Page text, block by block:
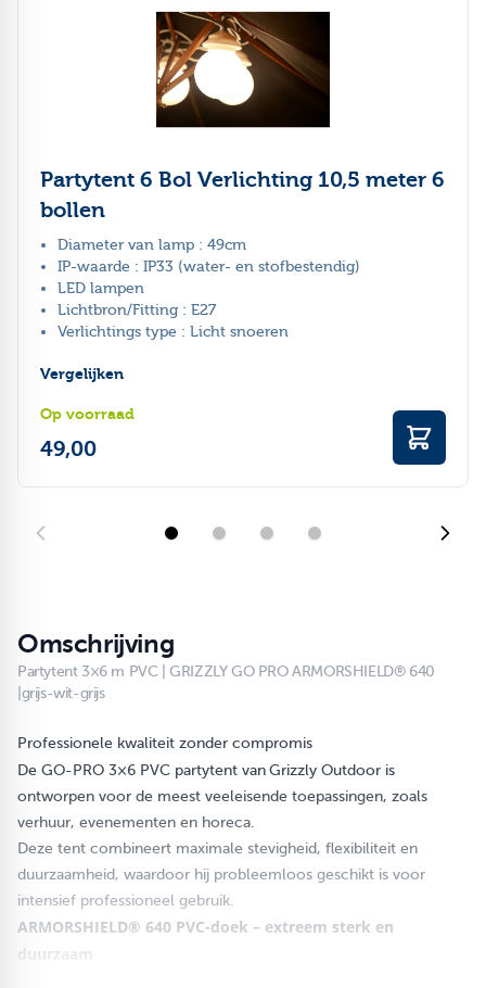
Partytent 6 Bol Verlichting 10,5 meter 6
bollen
Diameter van lamp : 49cm
IP-waarde : IP33 (water- en stofbestendig)
LED lampen
Lichtbron/Fitting : E27
Verlichtings type : Licht snoeren
Vergelijken
Op voorraad
49,00
Omschrijving
Partytent 3×6 m PVC | GRIZZLY GO PRO ARMORSHIELD® 640
|grijs-wit-grijs
Professionele kwaliteit zonder compromis
De GO-PRO 3×6 PVC partytent van Grizzly Outdoor is
ontworpen voor de meest veeleisende toepassingen, zoals
verhuur, evenementen en horeca.
Deze tent combineert maximale stevigheid, flexibiliteit en
duurzaamheid, waardoor hij probleemloos geschikt is voor
intensief professioneel gebruik.
ARMORSHIELD® 640 PVC-doek – extreem sterk en
duurzaam